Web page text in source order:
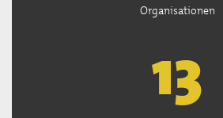
Organisationen
13